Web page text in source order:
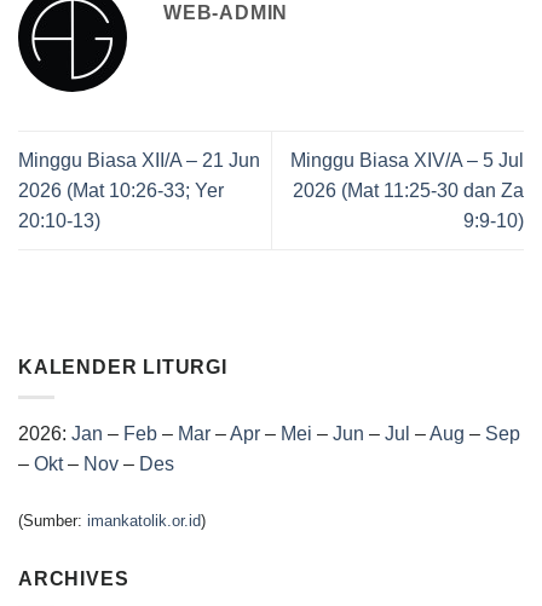
KALENDER LITURGI
2026: Jan – Feb – Mar –Apr – Mei – Jun – Jul –Aug – Sep
– Okt– Nov – Des
(Sumber: imankatolik.or.id)
ARCHIVES
WEB-ADMIN
Minggu Biasa XII/A – 21 Jun
2026 (Mat 10:26-33; Yer
20:10-13)
Minggu Biasa XIV/A – 5 Jul
2026 (Mat 11:25-30 dan Za
9:9-10)